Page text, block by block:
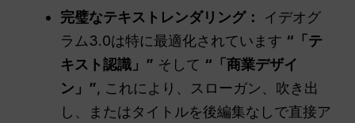
完璧なテキストレンダリング：
イデオグ
ラム3.0は特に最適化されています “「テ
キスト認識」” そして “「商業デザイ
ン」”, これにより、スローガン、吹き出
し、またはタイトルを後編集なしで直接ア